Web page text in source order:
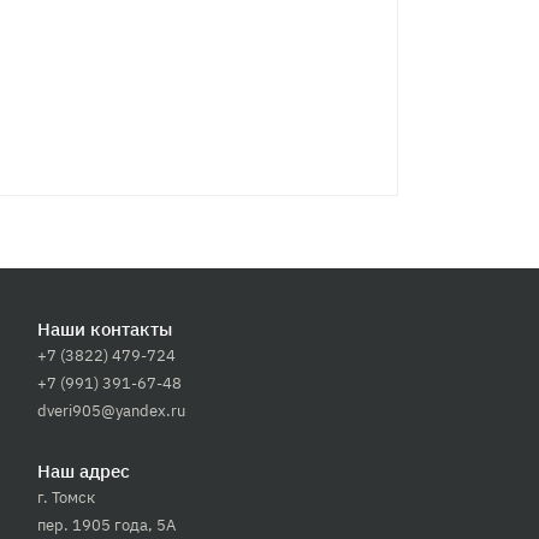
Наши контакты
+7 (3822) 479-724
+7 (991) 391-67-48
dveri905@yandex.ru
Наш адрес
г. Томск
пер. 1905 года, 5А